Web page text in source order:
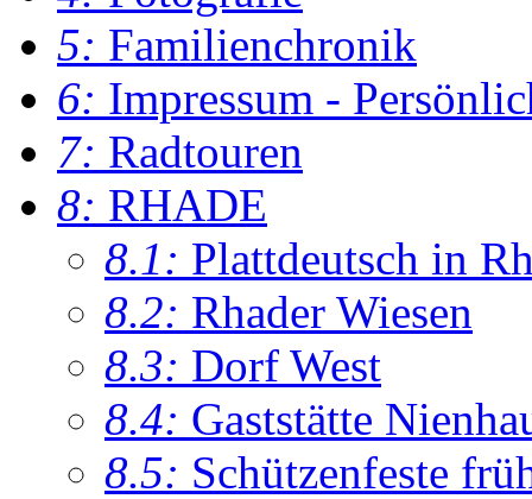
5: Familienchronik
6: Impressum -
7: Radtouren
8: RHADE
8.1: Plattdeutsch in
8.2: Rhader Wiesen
8.3: Dorf West
8.4: Gaststätte
8.5: Schützenfeste